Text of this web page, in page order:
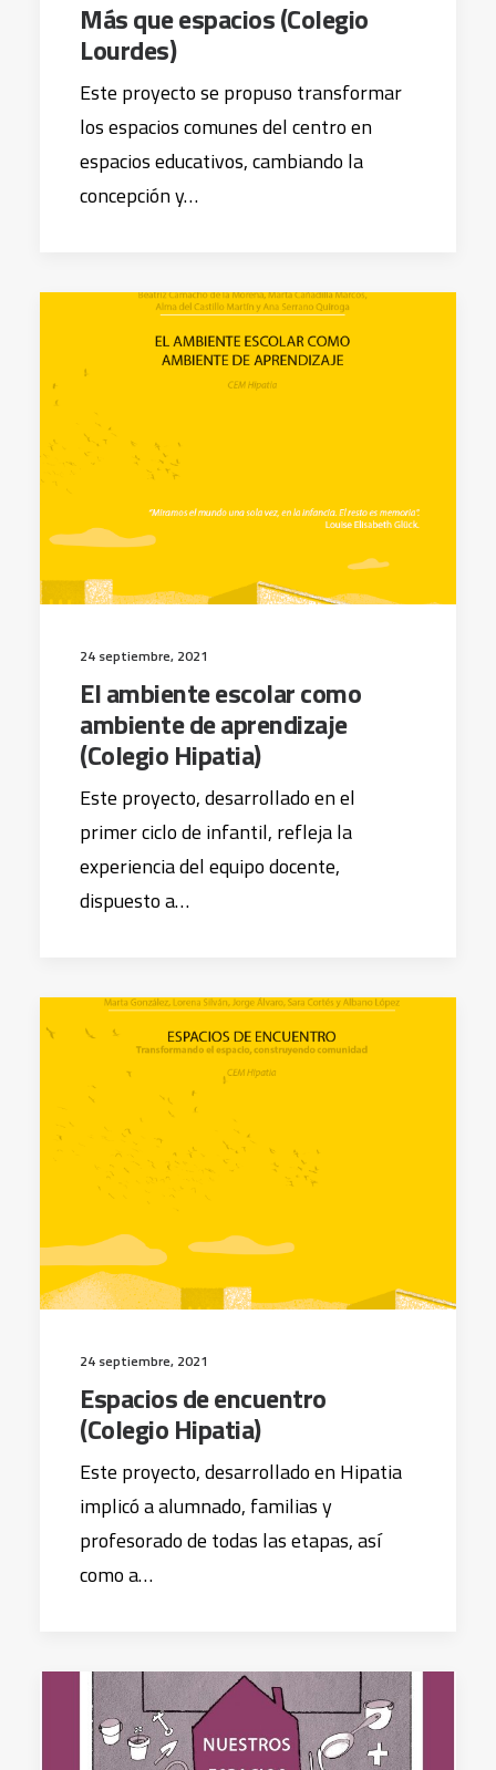
Más que espacios (Colegio
Lourdes)
Este proyecto se propuso transformar
los espacios comunes del centro en
espacios educativos, cambiando la
concepción y…
24 septiembre, 2021
El ambiente escolar como
ambiente de aprendizaje
(Colegio Hipatia)
Este proyecto, desarrollado en el
primer ciclo de infantil, refleja la
experiencia del equipo docente,
dispuesto a…
24 septiembre, 2021
Espacios de encuentro
(Colegio Hipatia)
Este proyecto, desarrollado en Hipatia
implicó a alumnado, familias y
profesorado de todas las etapas, así
como a…